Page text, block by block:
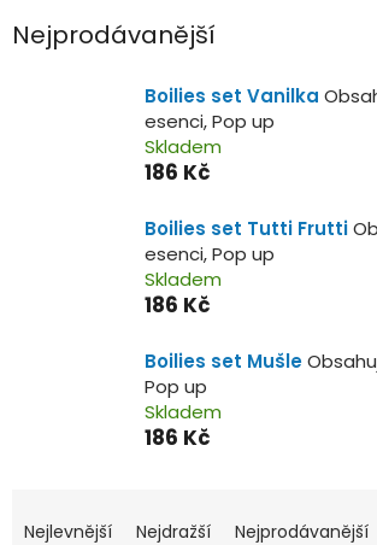
Nejprodávanější
Boilies set Vanilka
esenci, Pop up
Skladem
186 Kč
Boilies set Tutti Frutti
esenci, Pop up
Skladem
186 Kč
Boilies set Mušle
Pop up
Skladem
186 Kč
aNejlevnější Nejdražší Nejprodávanější